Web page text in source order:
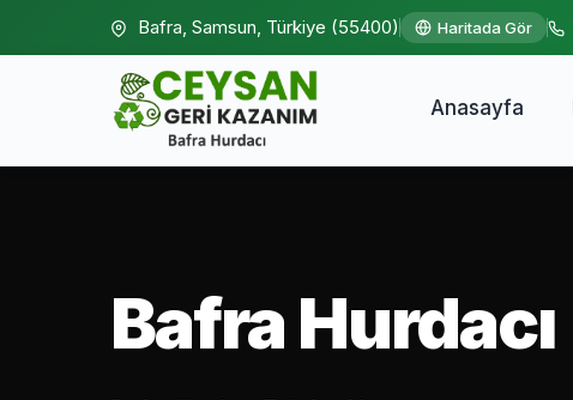
Bafra, Samsun, Türkiye (55400) Haritada Gör
Anasayfa
Bafra Hurdacı